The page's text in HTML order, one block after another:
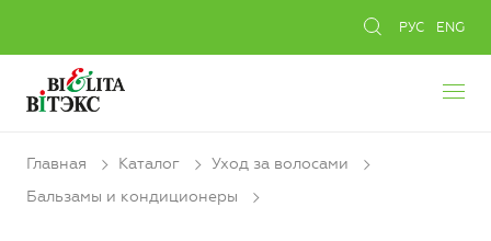
РУС ENG
Главная Каталог
Уход за волосами
Бальзамы и кондиционеры